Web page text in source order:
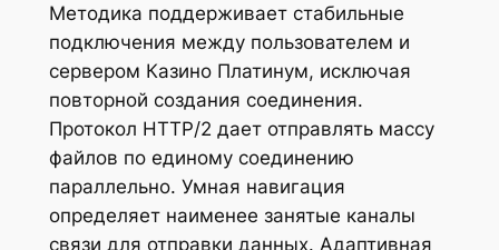
Методика поддерживает стабильные
подключения между пользователем и
сервером Казино Платинум, исключая
повторной создания соединения.
Протокол HTTP/2 дает отправлять массу
файлов по единому соединению
параллельно. Умная навигация
определяет наименее занятые каналы
связи для отправки данных. Адаптивная